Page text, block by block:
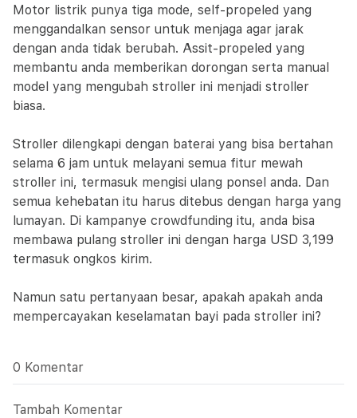
Motor listrik punya tiga mode, self-propeled yang
menggandalkan sensor untuk menjaga agar jarak
dengan anda tidak berubah. Assit-propeled yang
membantu anda memberikan dorongan serta manual
model yang mengubah stroller ini menjadi stroller
biasa.
Stroller dilengkapi dengan baterai yang bisa bertahan
selama 6 jam untuk melayani semua fitur mewah
stroller ini, termasuk mengisi ulang ponsel anda. Dan
semua kehebatan itu harus ditebus dengan harga yang
lumayan. Di kampanye crowdfunding itu, anda bisa
membawa pulang stroller ini dengan harga USD 3,199
termasuk ongkos kirim.
Namun satu pertanyaan besar, apakah apakah anda
mempercayakan keselamatan bayi pada stroller ini?
0 Komentar
Tambah Komentar